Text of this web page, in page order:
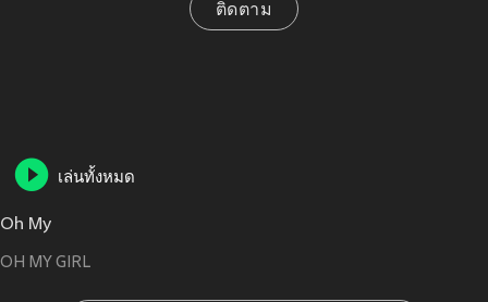
ติดตาม
เล่นทั้งหมด
Oh My
OH MY GIRL